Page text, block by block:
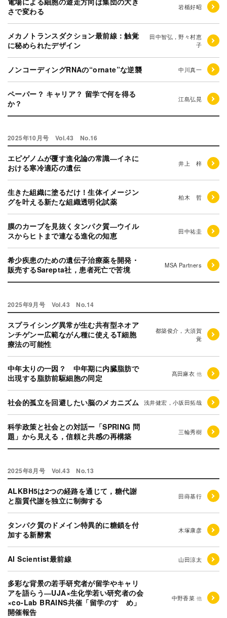
さで変わる
岩楯好昭
メカノトランスダクション最前線：触覚
に秘められたデザイン
田中智弘，野々村恵
子
ノンコーディングRNAの“ornate”な逆襲 中川真一
ペーパー？ キャリア？ 留学で何を得る
か？
江島弘晃
2025年10月号 Vol.43 No.16
エピゲノムが覆す進化論の常識―イネに
おける寒冷適応の遺伝
井上 梓
生きた組織に塗るだけ！生体イメージン
グを叶える新たな組織透明化試薬
柏木 哲
膜のカーブを見抜くタンパク質―ウイル
スからヒトまで連なる進化の知恵
田中祐圭
希少疾患のための遺伝子治療薬を開発・
販売するSarepta社，患者死亡で苦境
MSA Partners
2025年9月号 Vol.43 No.14
スプライシング異常が生む共有型ネオア
ンチゲンー広範ながん種に使えるT細胞
療法の可能性
都築俊介，大須賀
覚
中年太りの一因？ 中年期に内臓脂肪で
出現する脂肪前駆細胞の同定
髙田麻衣 他
社会的孤立を回避したい脳のメカニズム 浅井健宏，小坂田拓哉
科学政策と社会との対話ー「SPRING 問
題」から見える，信頼と共感の再構築
三輪秀樹
2025年8月号 Vol.43 No.13
ALKBH5は2つの経路を通じて，糖代謝
と脂質代謝を独立に制御する
田蒔基行
タンパク質のドメイン特異的に糖鎖を付
加する新酵素
木塚康彦
AI Scientist最前線 山田涼太
多彩な背景の若手研究者が留学やキャリ
アを語らう―UJA×生化学若い研究者の会
×co-Lab BRAINS共催「留学のすゝめ」
開催報告
中野香菜 他